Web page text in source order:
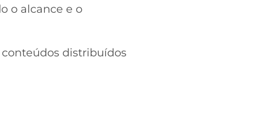
o alcance e o
distribuídos